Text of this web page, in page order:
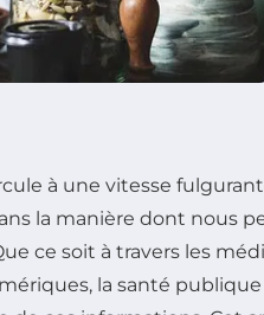
à une vitesse
la manière dont nous
ce soit à travers les
la santé